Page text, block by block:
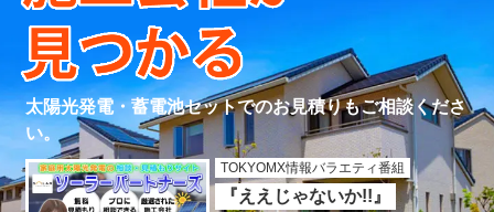
太陽光発電・蓄電池セットでのお見積りもご相談くださ
い。
TOKYOMX情報バラエティ番組
『ええじゃないか!!』